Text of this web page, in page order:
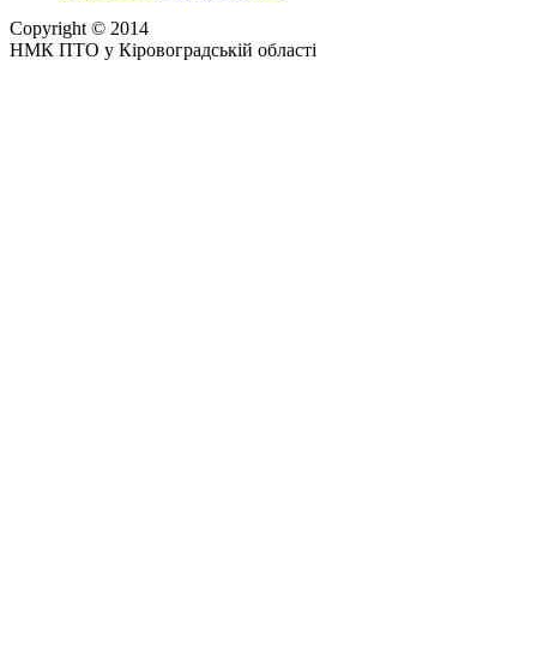
Copyright © 2014
НМК ПТО у Кіровоградській області